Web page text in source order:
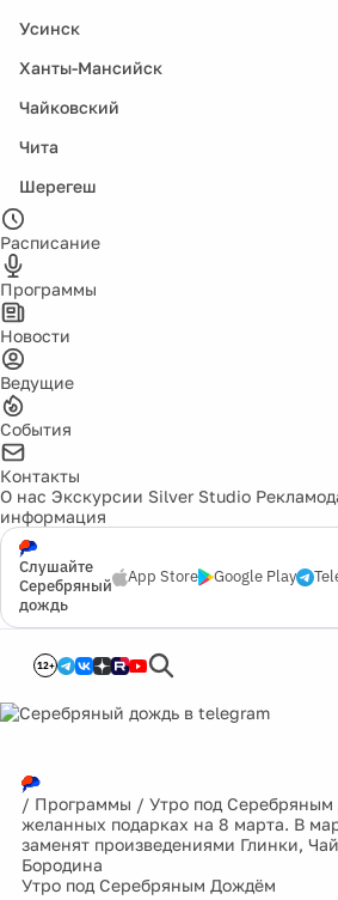
Усинск
Ханты-Мансийск
Чайковский
Чита
Шерегеш
Расписание
Программы
Новости
Ведущие
События
Контакты
О нас Экскурсии Silver Studio
информация
Слушайте
Серебряный
дождь
App Store Google Play
12+
/ Программы / Утро под
желанных подарках на 8 марта. В
заменят произведениями Глинки,
Бородина
Утро под Серебряным Дождём